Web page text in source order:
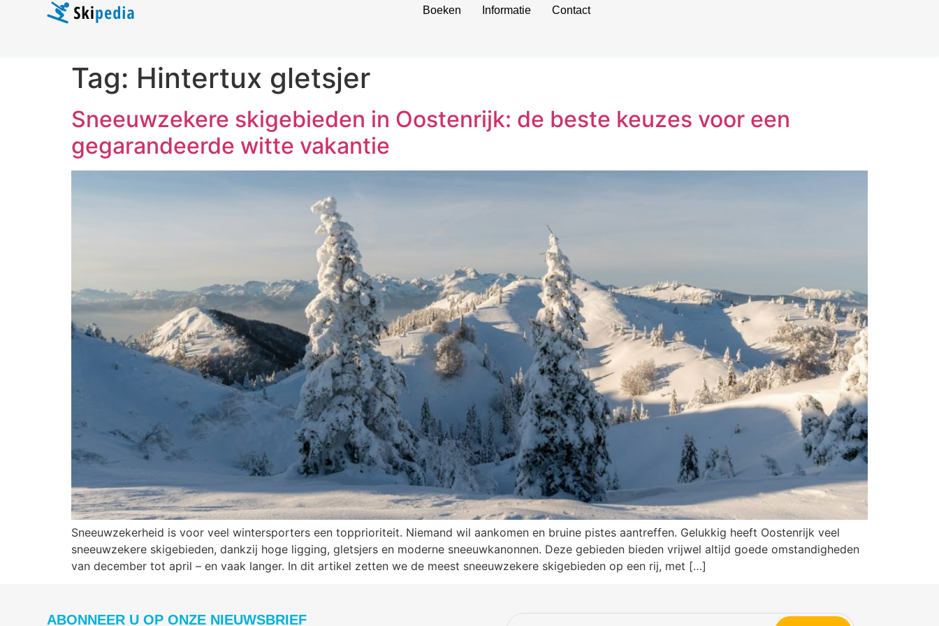
Boeken Informatie Contact
Tag: Hintertux gletsjer
Sneeuwzekere skigebieden in Oostenrijk: de beste keuzes voor een
gegarandeerde witte vakantie
Sneeuwzekerheid is voor veel wintersporters een topprioriteit. Niemand wil aankomen en bruine pistes aantreffen. Gelukkig heeft Oostenrijk veel
sneeuwzekere skigebieden, dankzij hoge ligging, gletsjers en moderne sneeuwkanonnen. Deze gebieden bieden vrijwel altijd goede omstandigheden
van december tot april – en vaak langer. In dit artikel zetten we de meest sneeuwzekere skigebieden op een rij, met […]
ABONNEER U OP ONZE NIEUWSBRIEF